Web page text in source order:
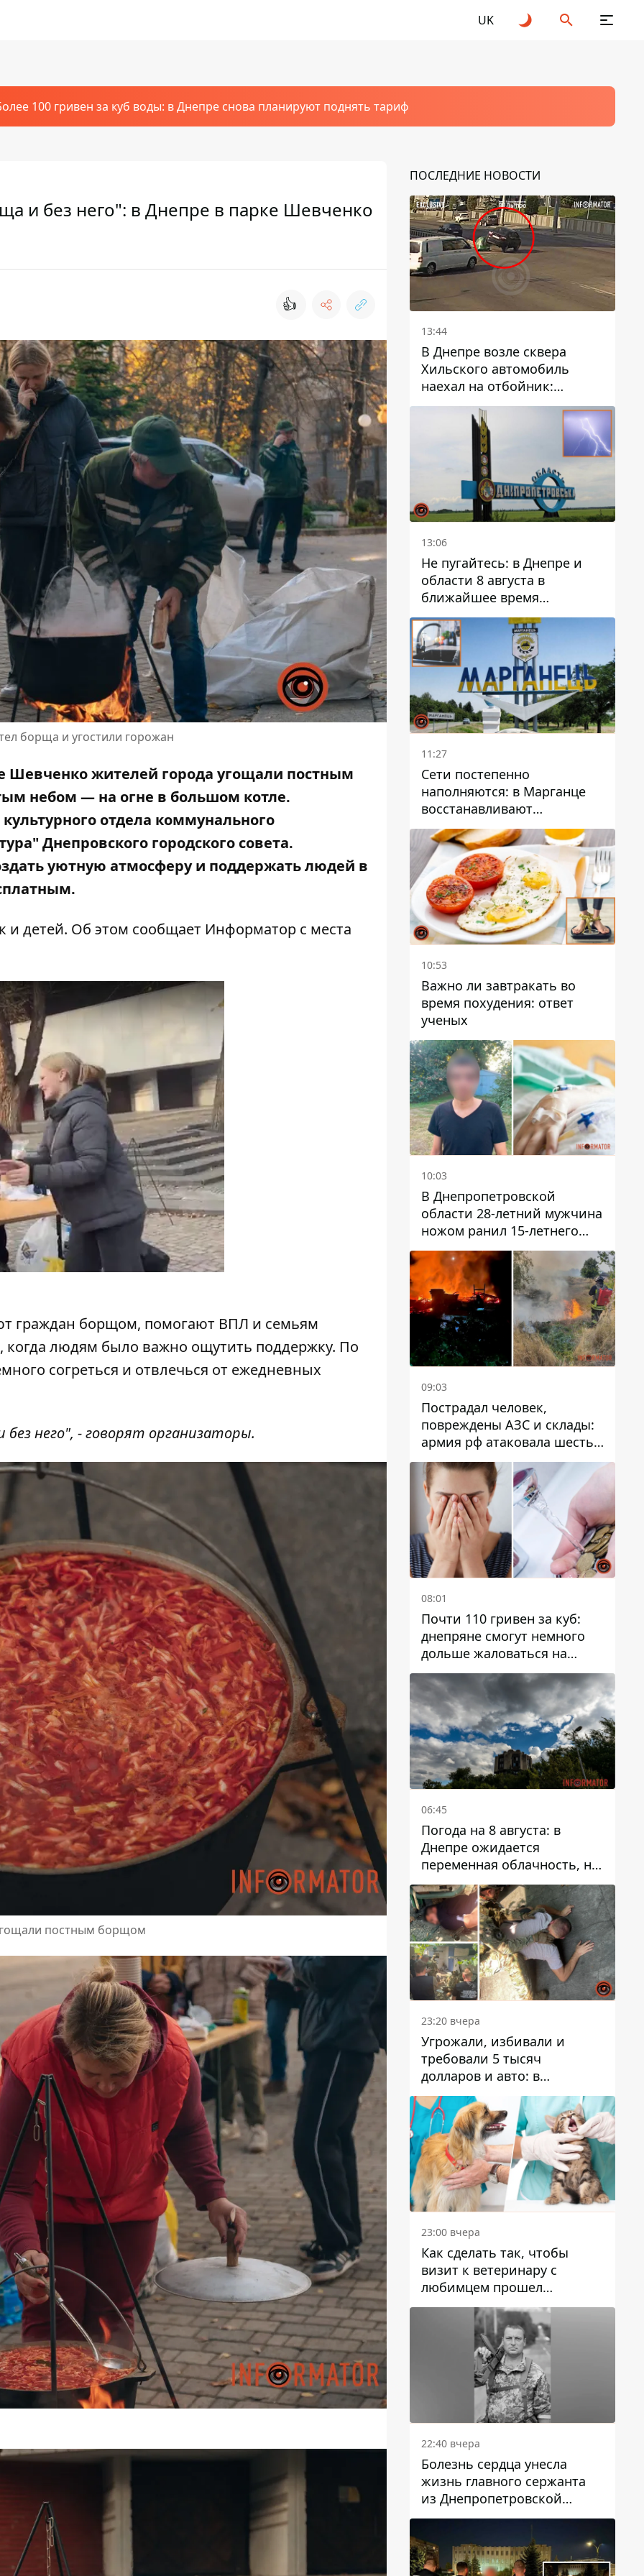
UK
100 гривен за куб воды: в Днепре снова планируют поднять тариф
и без него": в Днепре в парке Шевченко
👍
борща и угостили горожан
Шевченко жителей города угощали постным
небом — на огне в большом котле.
отдела коммунального
Днепровского городского совета.
уютную атмосферу и поддержать людей в
и детей. Об этом сообщает Информатор с места
граждан борщом, помогают ВПЛ и семьям
когда людям было важно ощутить поддержку. По
согреться и отвлечься от ежедневных
него", - говорят организаторы.
постным борщом
ПОСЛЕДНИЕ НОВОСТИ
13:44
В Днепре возле сквера
Хильского автомобиль
наехал на отбойник:
момент происшествия
13:06
Не пугайтесь: в Днепре и
области 8 августа в
ближайшее время
ожидается гроза
11:27
Сети постепенно
наполняются: в Марганце
восстанавливают
водоснабжение
10:53
Важно ли завтракать во
время похудения: ответ
ученых
10:03
В Днепропетровской
области 28-летний мужчина
ножом ранил 15-летнего
парня
09:03
Пострадал человек,
повреждены АЗС и склады:
армия рф атаковала шесть
районов Днепропетровской
области
08:01
Почти 110 гривен за куб:
днепряне смогут немного
дольше жаловаться на
запланированные тарифы
на воду на 2027 год
06:45
Погода на 8 августа: в
Днепре ожидается
переменная облачность, но
может пойти дождь
23:20 вчера
Угрожали, избивали и
требовали 5 тысяч
долларов и авто: в
Павлограде задержали двух
мужчин
23:00 вчера
Как сделать так, чтобы
визит к ветеринару с
любимцем прошел
спокойно: простые советы
22:40 вчера
Болезнь сердца унесла
жизнь главного сержанта
из Днепропетровской
области Юрия Свистуна